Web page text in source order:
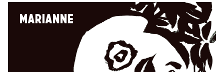
MARIANNE